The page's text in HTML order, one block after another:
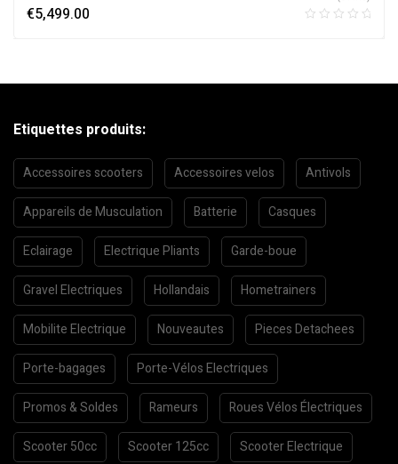
€5,499.00
Etiquettes produits:
Accessoires scooters Accessoires velos Antivols
Appareils de Musculation Batterie Casques
Eclairage Electrique Pliants Garde-boue
Gravel Electriques Hollandais Hometrainers
Mobilite Electrique Nouveautes Pieces Detachees
Porte-bagages Porte-Vélos Electriques
Promos & Soldes Rameurs Roues Vélos Électriques
Scooter 50cc Scooter 125cc Scooter Electrique